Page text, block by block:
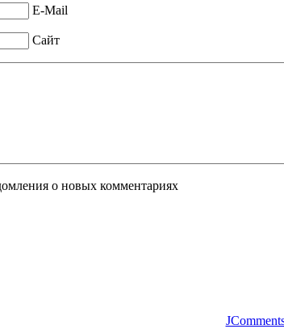
E-Mail
Сайт
о новых комментариях